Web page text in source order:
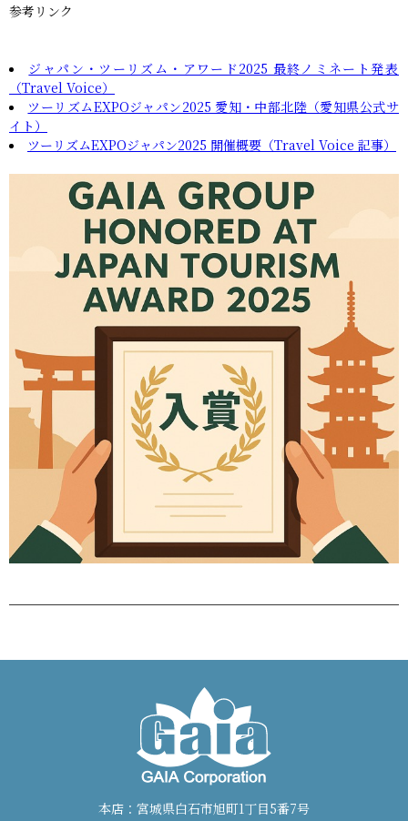
参考リンク
ジャパン・ツーリズム・アワード2025 最終ノミネート発表
（Travel Voice）
ツーリズムEXPOジャパン2025 愛知・中部北陸（愛知県公式サ
イト）
ツーリズムEXPOジャパン2025 開催概要（Travel Voice 記事）
本店：宮城県白石市旭町1丁目5番7号